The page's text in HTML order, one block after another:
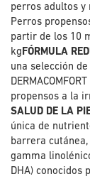
perros adultos y
Perros
partir de los 10
kg FÓRMULA
una selección
propensos a la
SALUD DE LA
única de
barrera
gamma
DHA) conocidos